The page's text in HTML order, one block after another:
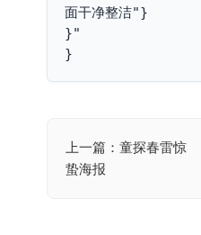
面干净整洁"}
}"
}
文
章
上一篇：童探春雷惊
蛰海报